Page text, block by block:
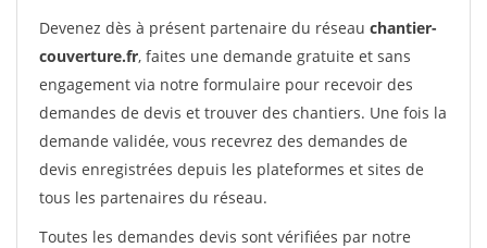
Devenez dès à présent partenaire du réseau chantier-
couverture.fr, faites une demande gratuite et sans
engagement via notre formulaire pour recevoir des
demandes de devis et trouver des chantiers. Une fois la
demande validée, vous recevrez des demandes de
devis enregistrées depuis les plateformes et sites de
tous les partenaires du réseau.
Toutes les demandes devis sont vérifiées par notre